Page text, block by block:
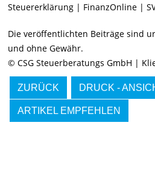
Steuererklärung | FinanzOnline |
Die veröffentlichten Beiträge sind
und ohne Gewähr.
© CSG Steuerberatungs GmbH |
ZURÜCK DRUCK -
ARTIKEL EMPFEHLEN